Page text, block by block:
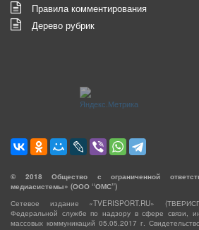
Правила комментирования
Дерево рубрик
© 2018 Общество с ограниченной
медиасистемы» (ООО “ОМС”)
Сетевое издание «TVERISPORT.RU»
Федеральной службе по надзору в сфере связи,
массовых коммуникаций 05.05.2017 г.